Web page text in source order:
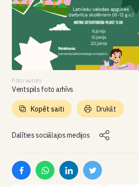
Foto autors
Ventspils foto arhīvs
Dalīties sociālajos medijos
Kopēt saiti Drukāt